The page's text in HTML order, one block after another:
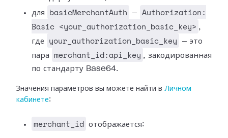
для
basicMerchantAuth —
Authorization:
Basic <your_authorization_basic_key> ,
где
your_authorization_basic_key
— это
пара
merchant_id:api_key , закодированная
по стандарту Base64.
Значения параметров вы можете найти в Личном
кабинете:
merchant_id отображается: